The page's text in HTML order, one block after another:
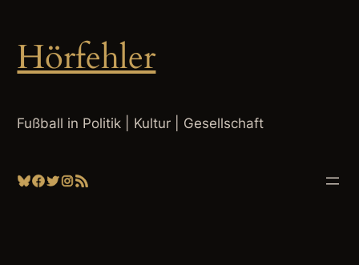
springen
Hörfehler
Fußball in Politik | Kultur | Gesellschaft
Bluesky
Facebook
Twitter
Instagram
RSS-Feed